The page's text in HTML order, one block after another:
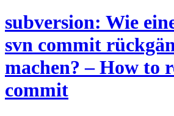
subversion: Wie
svn commit
machen? – How to
commit